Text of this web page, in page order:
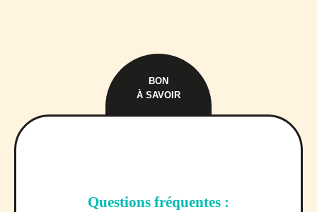
BON
À SAVOIR
Questions fréquentes :